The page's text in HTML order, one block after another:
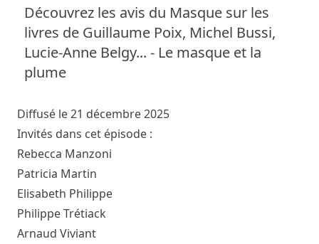
Découvrez les avis du Masque sur les
livres de Guillaume Poix, Michel Bussi,
Lucie-Anne Belgy... - Le masque et la
plume
Diffusé le 21 décembre 2025
Invités dans cet épisode :
Rebecca Manzoni
Patricia Martin
Elisabeth Philippe
Philippe Trétiack
Arnaud Viviant
Personnes
Livres
Livres les plus recommandés
Prix littéraires